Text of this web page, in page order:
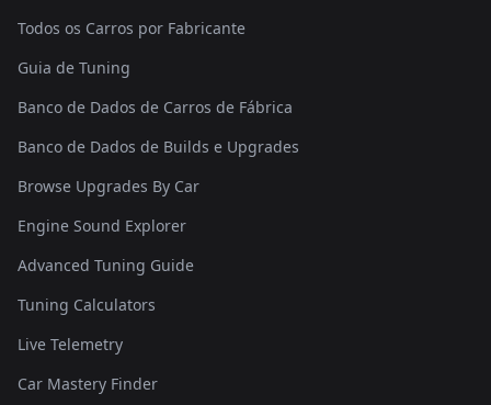
Todos os Carros por Fabricante
Guia de Tuning
Banco de Dados de Carros de Fábrica
Banco de Dados de Builds e Upgrades
Browse Upgrades By Car
Engine Sound Explorer
Advanced Tuning Guide
Tuning Calculators
Live Telemetry
Car Mastery Finder